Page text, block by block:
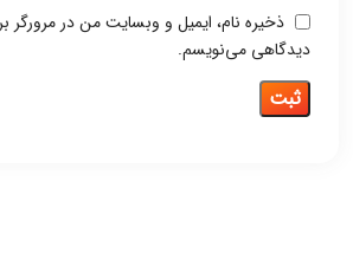
ذخیره نام، ایمیل و وبسایت من در مرورگر
دیدگاهی می‌نویسم.